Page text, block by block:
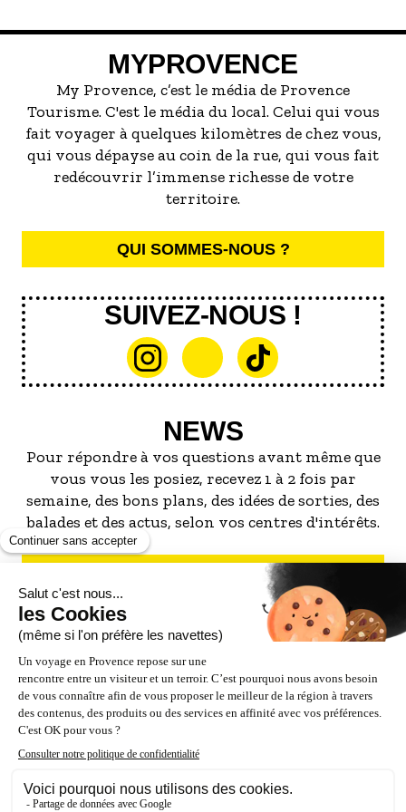
servir la meilleure...
MYPROVENCE
My Provence, c’est le média de Provence
Tourisme. C'est le média du local. Celui qui vous
fait voyager à quelques kilomètres de chez vous,
qui vous dépayse au coin de la rue, qui vous fait
redécouvrir l’immense richesse de votre
territoire.
QUI SOMMES-NOUS ?
SUIVEZ-NOUS !
NEWS
Pour répondre à vos questions avant même que
vous vous les posiez, recevez 1 à 2 fois par
semaine, des bons plans, des idées de sorties, des
balades et des actus, selon vos centres d'intérêts.
S'INSCRIRE À LA NEWSLETTER
NOS PARTENAIRES
ESPACE PRO / PRESSE